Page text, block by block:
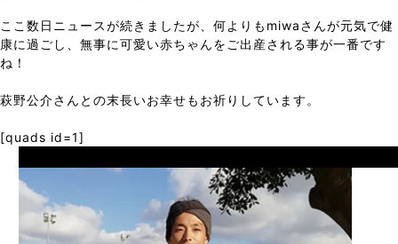
ここ数日ニュースが続きましたが、何よりもmiwaさんが元気で健
康に過ごし、無事に可愛い赤ちゃんをご出産される事が一番です
ね！
萩野公介さんとの末長いお幸せもお祈りしています。
[quads id=1]